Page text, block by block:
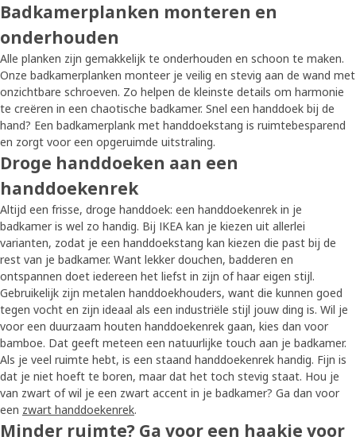
Badkamerplanken monteren en
onderhouden
Alle planken zijn gemakkelijk te onderhouden en schoon te maken.
Onze badkamerplanken monteer je veilig en stevig aan de wand met
onzichtbare schroeven. Zo helpen de kleinste details om harmonie
te creëren in een chaotische badkamer. Snel een handdoek bij de
hand? Een badkamerplank met handdoekstang is ruimtebesparend
en zorgt voor een opgeruimde uitstraling.
Droge handdoeken aan een
handdoekenrek
Altijd een frisse, droge handdoek: een handdoekenrek in je
badkamer is wel zo handig. Bij IKEA kan je kiezen uit allerlei
varianten, zodat je een handdoekstang kan kiezen die past bij de
rest van je badkamer. Want lekker douchen, badderen en
ontspannen doet iedereen het liefst in zijn of haar eigen stijl.
Gebruikelijk zijn metalen handdoekhouders, want die kunnen goed
tegen vocht en zijn ideaal als een industriële stijl jouw ding is. Wil je
voor een duurzaam houten handdoekenrek gaan, kies dan voor
bamboe. Dat geeft meteen een natuurlijke touch aan je badkamer.
Als je veel ruimte hebt, is een staand handdoekenrek handig. Fijn is
dat je niet hoeft te boren, maar dat het toch stevig staat. Hou je
van zwart of wil je een zwart accent in je badkamer? Ga dan voor
een zwart handdoekenrek.
Minder ruimte? Ga voor een haakje voor